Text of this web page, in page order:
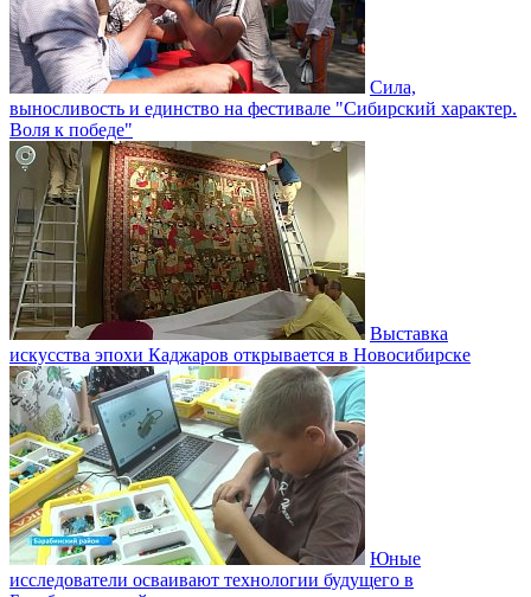
Сила,
выносливость и единство на фестивале "Сибирский характер.
Воля к победе"
Выставка
искусства эпохи Каджаров открывается в Новосибирске
Юные
исследователи осваивают технологии будущего в